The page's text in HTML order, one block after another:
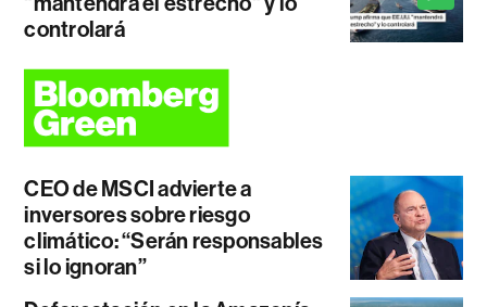
controlará
CEO de MSCI advierte a
inversores sobre riesgo
climático: “Serán responsables
si lo ignoran”